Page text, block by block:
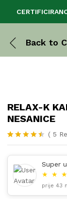
Back to
RELAX-K
NESANICE
Korisničke
ocjene:
ukupno 5 (
5
( 5
Super
★ ★ ★
prije 43